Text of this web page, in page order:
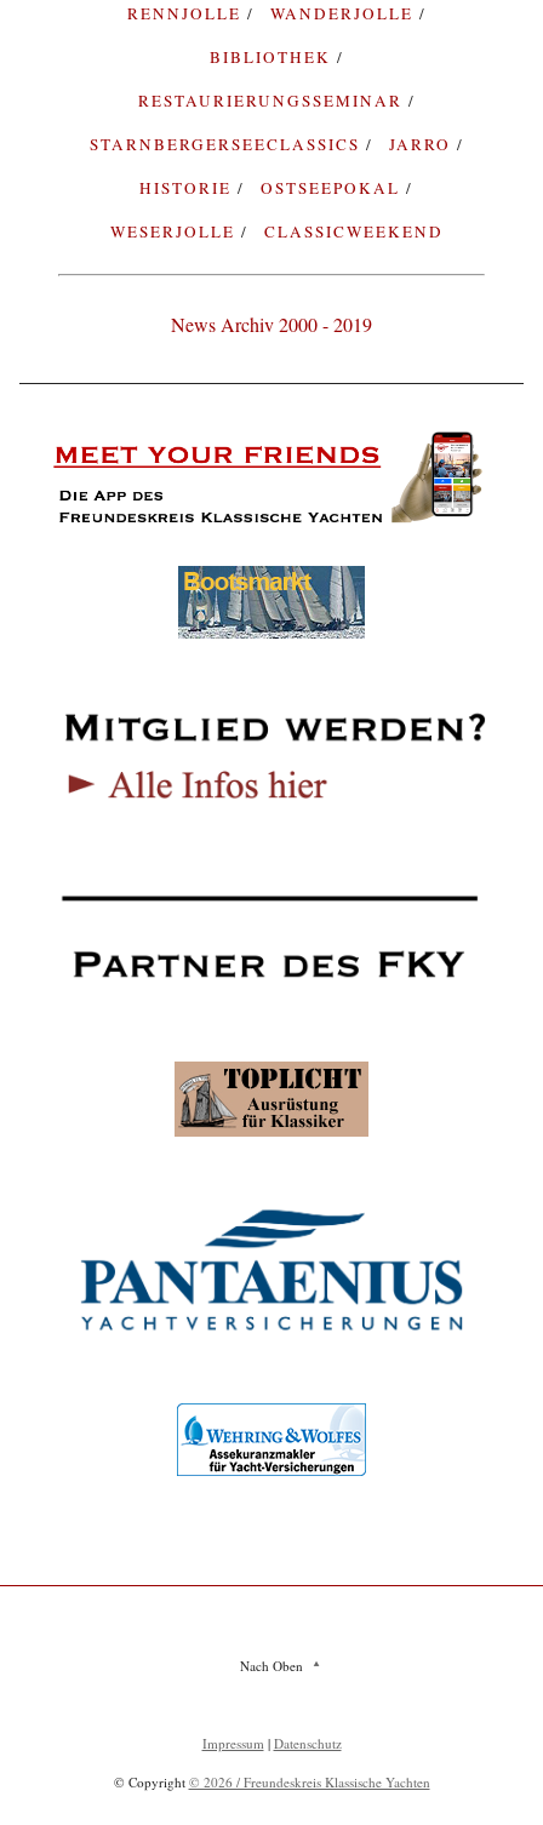
RENNJOLLE
WANDERJOLLE
BIBLIOTHEK
RESTAURIERUNGSSEMINAR
STARNBERGERSEECLASSICS
JARRO
HISTORIE
OSTSEEPOKAL
WESERJOLLE
CLASSICWEEKEND
News Archiv 2000 - 2019
Nach Oben
Impressum | Datenschutz
© Copyright © 2026 / Freundeskreis Klassische Yachten